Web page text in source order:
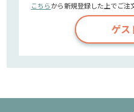
こちらから新規登録した上でご注
ゲス